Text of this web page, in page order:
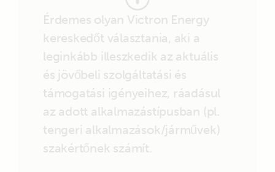
Érdemes olyan Victron Energy
kereskedőt választania, aki a
leginkább illeszkedik az aktuális
és jövőbeli szolgáltatási és
támogatási igényeihez, ráadásul
az adott alkalmazástípusban (pl.
tengeri alkalmazások/járművek)
szakértőnek számít.
Ajánlatok a telepítési szolgáltatások területén
USA - Ohio
Valley Hi Technical Solutions
Ajánlatok a telepítési szolgáltatások területén